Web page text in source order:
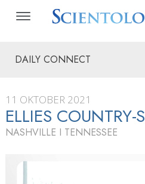
DAILY CONNECT
11 OKTOBER 2021
ELLIES
NASHVILLE I TENNESSEE